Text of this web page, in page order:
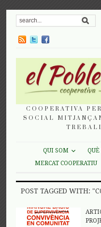
COOPERATIVA
SOCIAL
QUI SOM
MERCAT COOPERATIU
POST TAGGED WITH: